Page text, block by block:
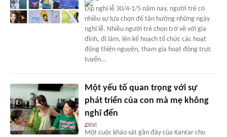
Dịp nghỉ lễ 30/4-1/5 năm nay, người trẻ có
nhiều sự lựa chọn để tận hưởng những ngày
nghỉ lễ. Nhiều người trẻ chọn trở về với gia
đình, đi làm, lên kế hoạch tổ chức các hoạt
động thiện nguyện, tham gia hoạt động trực
tuyến…
Một yếu tố quan trọng với sự
phát triển của con mà mẹ không
nghĩ đến
Một cuộc khảo sát gần đây của Kantar cho